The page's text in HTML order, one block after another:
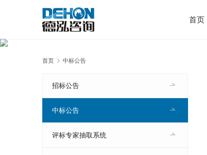
首页
首页 中标公告
招标公告
中标公告
评标专家抽取系统